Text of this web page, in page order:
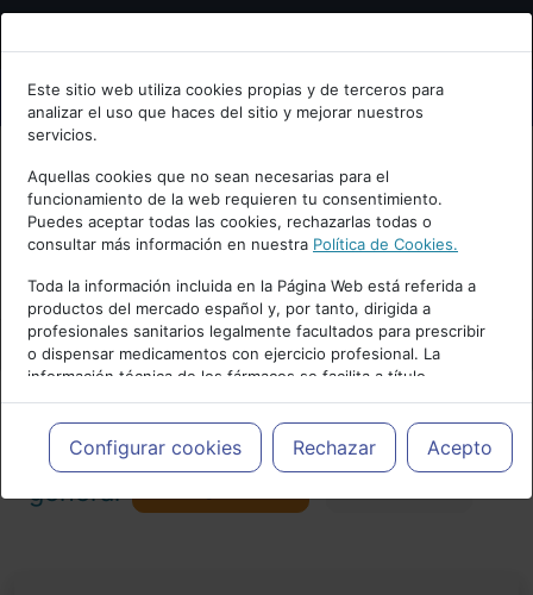
Bienvenid@ a psiquiatria.com
Escribe tu Email
Accede o regístrate con tu email.
Cancelar
Este sitio web utiliza cookies propias y de terceros para
analizar el uso que haces del sitio y mejorar nuestros
servicios.
Aquellas cookies que no sean necesarias para el
funcionamiento de la web requieren tu consentimiento.
Puedes aceptar todas las cookies, rechazarlas todas o
consultar más información en nuestra Política de Cookies.
Toda la información incluida en la Página Web está referida a
productos del mercado español y, por tanto, dirigida a
profesionales sanitarios legalmente facultados para prescribir
o dispensar medicamentos con ejercicio profesional. La
información técnica de los fármacos se facilita a título
meramente informativo, siendo responsabilidad de los
profesionales facultados prescribir medicamentos y decidir, en
cada caso concreto, el tratamiento más adecuado a las
necesidades del paciente.
Configurar cookies Rechazar Acepto
Actualidad y Artículos|Psicología
general